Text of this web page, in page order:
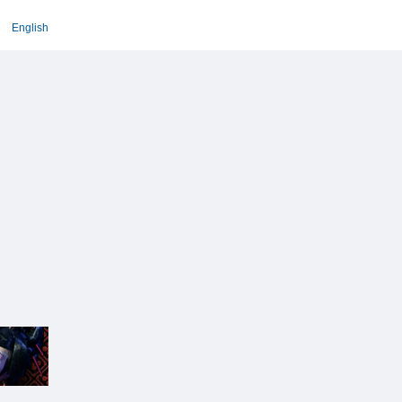
English